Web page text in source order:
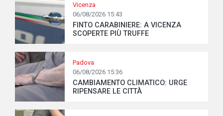
Vicenza
06/08/2026 15:43
FINTO CARABINIERE: A VICENZA
SCOPERTE PIÙ TRUFFE
Padova
06/08/2026 15:36
CAMBIAMENTO CLIMATICO: URGE
RIPENSARE LE CITTÀ